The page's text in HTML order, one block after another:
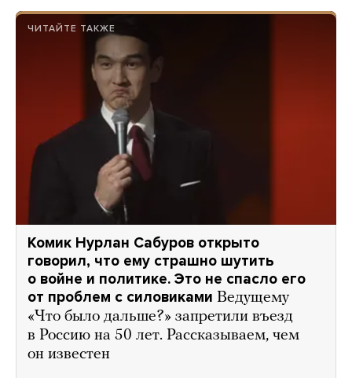
ЧИТАЙТЕ ТАКЖЕ
Комик Нурлан Сабуров открыто
говорил, что ему страшно шутить
о войне и политике. Это не спасло его
от проблем с силовиками Ведущему
«Что было дальше?» запретили въезд
в Россию на 50 лет. Рассказываем, чем
он известен